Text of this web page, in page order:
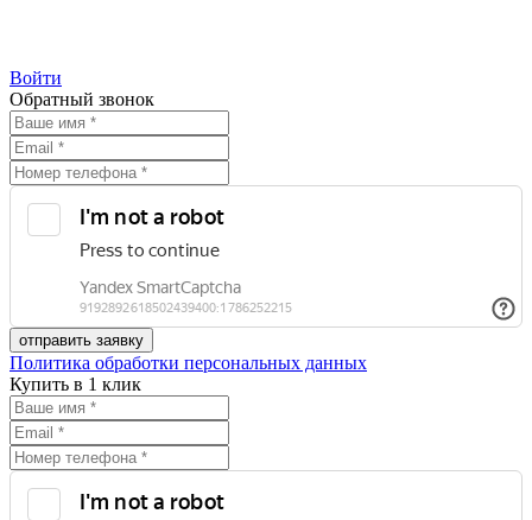
Войти
Обратный звонок
Политика обработки персональных данных
Купить в 1 клик